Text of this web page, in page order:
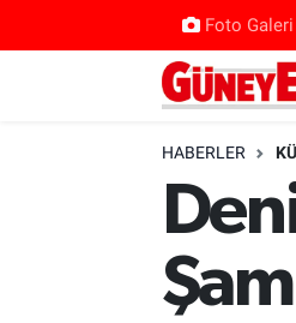
Foto Galeri
HABERLER
İstanbul Hava Durumu
İstanbul Trafik
Süper Lig Puan Durumu
Tüm Manşetler